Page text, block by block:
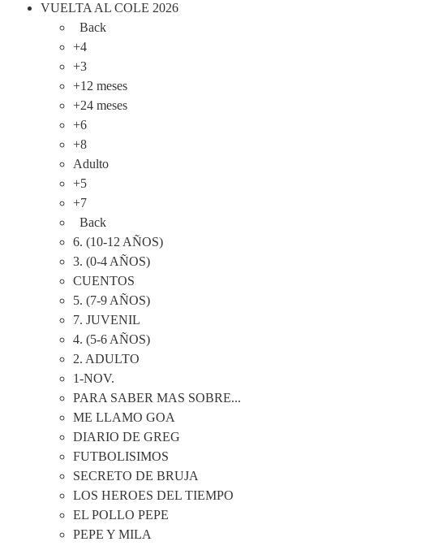
VUELTA AL COLE 2026
Back
+4
+3
+12 meses
+24 meses
+6
+8
Adulto
+5
+7
Back
6. (10-12 AÑOS)
3. (0-4 AÑOS)
CUENTOS
5. (7-9 AÑOS)
7. JUVENIL
4. (5-6 AÑOS)
2. ADULTO
1-NOV.
PARA SABER MAS SOBRE...
ME LLAMO GOA
DIARIO DE GREG
FUTBOLISIMOS
SECRETO DE BRUJA
LOS HEROES DEL TIEMPO
EL POLLO PEPE
PEPE Y MILA